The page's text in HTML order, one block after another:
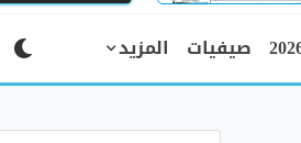
صيفيات المزيد